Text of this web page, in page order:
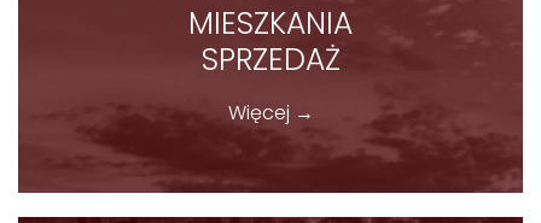
MIESZKANIA
SPRZEDAŻ
Więcej →